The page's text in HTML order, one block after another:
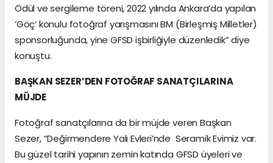
Ödül ve sergileme töreni, 2022 yılında Ankara’da yapılan
‘Göç’ konulu fotoğraf yarışmasını BM (Birleşmiş Milletler)
sponsorluğunda, yine GFSD işbirliğiyle düzenledik” diye
konuştu.
BAŞKAN SEZER’DEN FOTOĞRAF SANATÇILARINA
MÜJDE
Fotoğraf sanatçılarına da bir müjde veren Başkan
Sezer, “Değirmendere Yalı Evleri’nde Seramik Evimiz var.
Bu güzel tarihi yapının zemin katında GFSD üyeleri ve